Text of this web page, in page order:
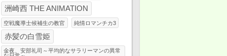
洲崎西 THE ANIMATION
空戦魔導士候補生の教官 純情ロマンチカ3
赤髪の白雪姫
金夜、安部礼司～平均的なサラリーマンの異常